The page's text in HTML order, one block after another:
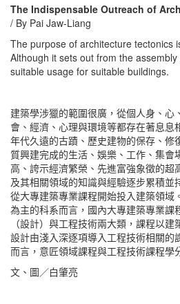
The Indispensable Outreach of
/ By Pai Jaw-Liang
The purpose of architecture tectonics
Although it sets out from the
suitable usage for suitable buildings.
建築學涉獵的範圍很廣，從個人身、心
會、經濟、心理與環境等都存在著息息
年代久遠的古蹟、歷史建物的保存、修
質興建完成的生活、娛樂、工作、集會
高、誇示經濟繁榮、先進富強象徵的超
及其相關領域的知識與經驗逐步累積並
從大專建築專業課程開始投入建築領域
為主的科系而言，國內大專建築專業課
（設計）與工程技術兩大類，課程以
設計由淺入深逐項導入工程技術相關的
而言，意匠領域課程與工程技術課程學
文、圖／白肇亮